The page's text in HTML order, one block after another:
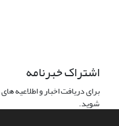
اشتراک خبرنامه
برای دریافت اخبار و اطلاعیه
شوید.